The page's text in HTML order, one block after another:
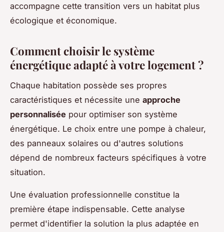
accompagne cette transition vers un habitat plus
écologique et économique.
Comment choisir le système
énergétique adapté à votre logement ?
Chaque habitation possède ses propres
caractéristiques et nécessite une approche
personnalisée pour optimiser son système
énergétique. Le choix entre une pompe à chaleur,
des panneaux solaires ou d'autres solutions
dépend de nombreux facteurs spécifiques à votre
situation.
Une évaluation professionnelle constitue la
première étape indispensable. Cette analyse
permet d'identifier la solution la plus adaptée en